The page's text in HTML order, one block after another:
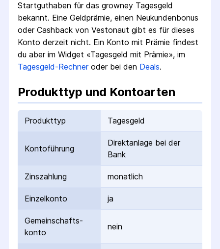
Startguthaben für das growney Tagesgeld
bekannt. Eine Geldprämie, einen Neukundenbonus
oder Cashback von Vestonaut gibt es für dieses
Konto derzeit nicht. Ein Konto mit Prämie findest
du aber im Widget «Tagesgeld mit Prämie», im
Tagesgeld-Rechneroder bei den Deals.
Produkttyp und Kontoarten
Produkttyp Tagesgeld
Kontoführung
Direktanlage bei der
Bank
Zinszahlung monatlich
Einzelkonto ja
Gemeinschafts­
konto
nein